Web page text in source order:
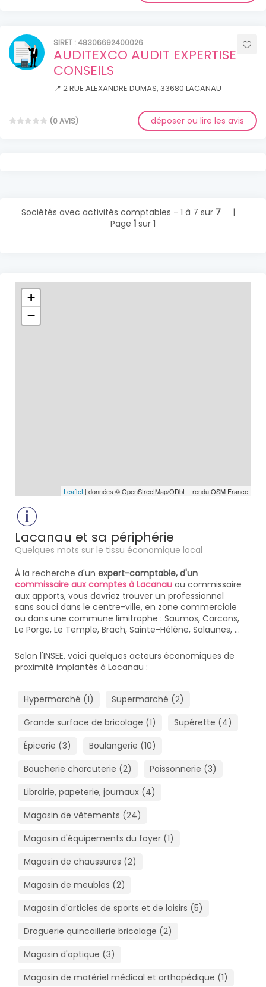
SIRET : 48306692400026
AUDITEXCO AUDIT EXPERTISE
CONSEILS
📍 2 RUE ALEXANDRE DUMAS, 33680 LACANAU
(0 AVIS) déposer ou lire les avis
Sociétés avec activités comptables - 1 à 7 sur 7 |
Page 1 sur 1
+
−
Leaflet | données © OpenStreetMap/ODbL - rendu OSM France
Lacanau et sa périphérie
Quelques mots sur le tissu économique local
À la recherche d'un expert-comptable, d'un
commissaire aux comptes à Lacanau ou commissaire
aux apports, vous devriez trouver un professionnel
sans souci dans le centre-ville, en zone commerciale
ou dans une commune limitrophe : Saumos, Carcans,
Le Porge, Le Temple, Brach, Sainte-Hélène, Salaunes, ...
Selon l'INSEE, voici quelques acteurs économiques de
proximité implantés à Lacanau :
Hypermarché (1)
Supermarché (2)
Grande surface de bricolage (1)
Supérette (4)
Épicerie (3)
Boulangerie (10)
Boucherie charcuterie (2)
Poissonnerie (3)
Librairie, papeterie, journaux (4)
Magasin de vêtements (24)
Magasin d'équipements du foyer (1)
Magasin de chaussures (2)
Magasin de meubles (2)
Magasin d'articles de sports et de loisirs (5)
Droguerie quincaillerie bricolage (2)
Magasin d'optique (3)
Magasin de matériel médical et orthopédique (1)